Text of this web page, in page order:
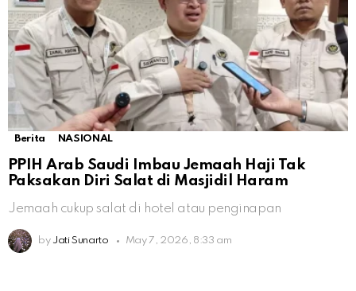
Berita NASIONAL
PPIH Arab Saudi Imbau Jemaah Haji Tak
Paksakan Diri Salat di Masjidil Haram
Jemaah cukup salat di hotel atau penginapan
by Jati Sunarto May 7, 2026, 8:33 am